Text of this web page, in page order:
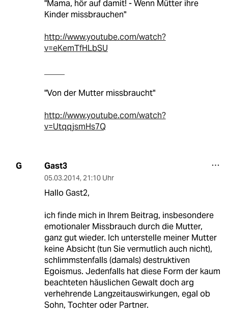
"Mama, hör auf damit! - Wenn Mütter ihre
Kinder missbrauchen"
http://www.youtube.com/watch?
v=eKemTfHLbSU
"Von der Mutter missbraucht"
http://www.youtube.com/watch?
v=UtqqjsmHs7Q
G Gast3
05.03.2014, 21:10 Uhr
Hallo Gast2,
ich finde mich in Ihrem Beitrag, insbesondere
emotionaler Missbrauch durch die Mutter,
ganz gut wieder. Ich unterstelle meiner Mutter
keine Absicht (tun Sie vermutlich auch nicht),
schlimmstenfalls (damals) destruktiven
Egoismus. Jedenfalls hat diese Form der kaum
beachteten häuslichen Gewalt doch arg
verhehrende Langzeitauswirkungen, egal ob
Sohn, Tochter oder Partner.